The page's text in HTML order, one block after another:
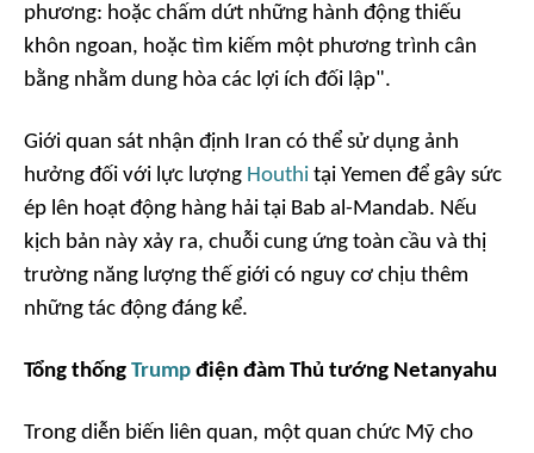
phương: hoặc chấm dứt những hành động thiếu
khôn ngoan, hoặc tìm kiếm một phương trình cân
bằng nhằm dung hòa các lợi ích đối lập".
Giới quan sát nhận định Iran có thể sử dụng ảnh
hưởng đối với lực lượng Houthi tại Yemen để gây sức
ép lên hoạt động hàng hải tại Bab al-Mandab. Nếu
kịch bản này xảy ra, chuỗi cung ứng toàn cầu và thị
trường năng lượng thế giới có nguy cơ chịu thêm
những tác động đáng kể.
Tổng thống Trump điện đàm Thủ tướng Netanyahu
Trong diễn biến liên quan, một quan chức Mỹ cho